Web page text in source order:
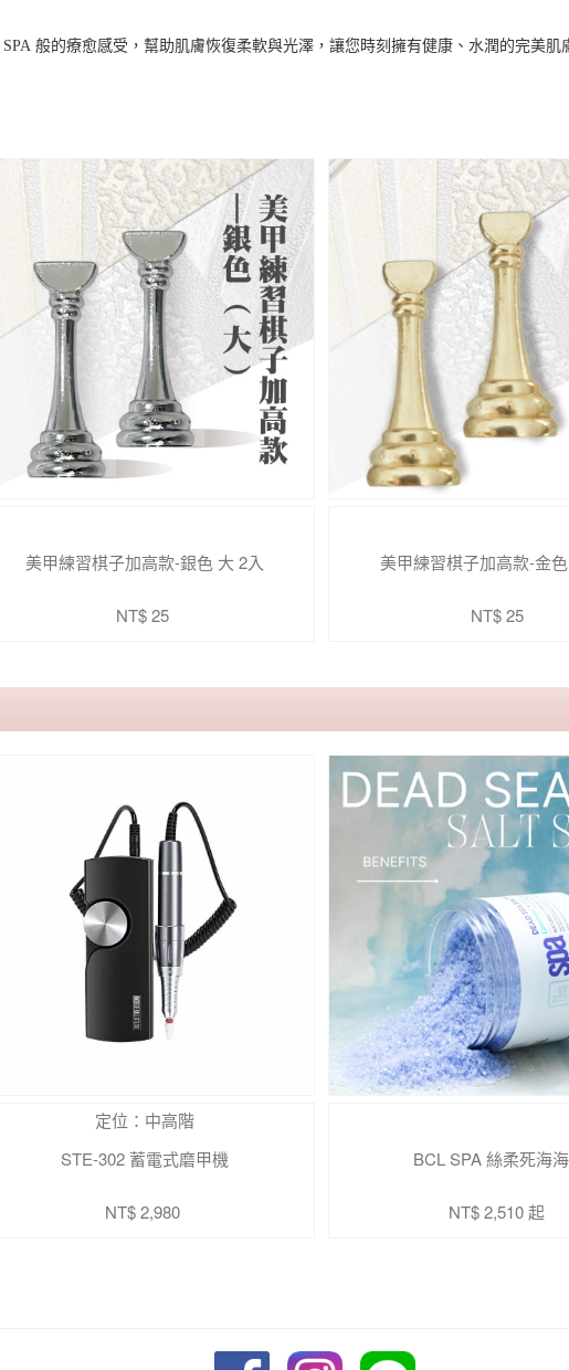
SPA 般的療愈感受，幫助肌膚恢復柔軟與光澤，讓您時刻擁有健康、水潤的完美肌
美甲練習棋子加高款-銀色 大 2入
NT$ 25
美甲練習棋子加高款-金
NT$ 25
定位：中高階
STE-302 蓄電式磨甲機
NT$ 2,980
BCL SPA 絲柔死海
NT$ 2,510 起